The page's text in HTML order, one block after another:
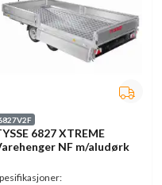
6827 XTREME
NF m/aludørk